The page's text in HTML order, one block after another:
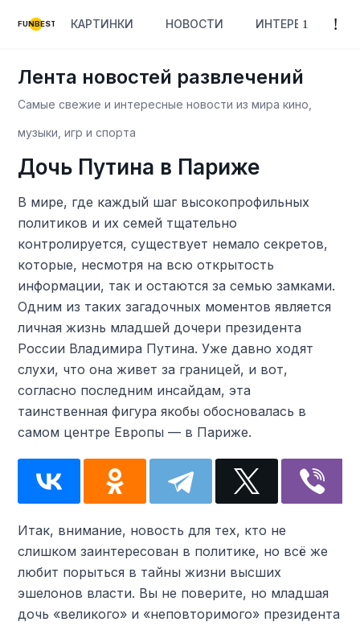
FUNBEST КАРТИНКИ НОВОСТИ ИНТЕРЕСНОЕ
Лента новостей развлечений
Самые свежие и интересные новости из мира кино,
музыки, игр и спорта
Дочь Путина в Париже
В мире, где каждый шаг высокопрофильных
политиков и их семей тщательно
контролируется, существует немало секретов,
которые, несмотря на всю открытость
информации, так и остаются за семью замками.
Одним из таких загадочных моментов является
личная жизнь младшей дочери президента
России Владимира Путина. Уже давно ходят
слухи, что она живет за границей, и вот,
согласно последним инсайдам, эта
таинственная фигура якобы обосновалась в
самом центре Европы — в Париже.
Итак, внимание, новость для тех, кто не
слишком заинтересован в политике, но всё же
любит порыться в тайны жизни высших
эшелонов власти. Вы не поверите, но младшая
дочь «великого» и «неповторимого» президента